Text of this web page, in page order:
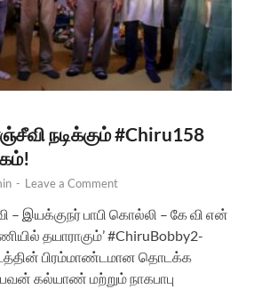
நடிக்கும் #Chiru158
- Leave a Comment
– இயக்குநர் பாபி கொல்லி – கே வி என்
தயாராகும்’ #ChiruBobby2-
பிரம்மாண்டமான தொடக்க
பவன் கல்யாண் மற்றும் நாகபாபு